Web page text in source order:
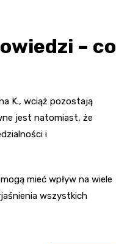
– co
K., wciąż pozostają
jest natomiast, że
i
mieć wpływ na wiele
wszystkich